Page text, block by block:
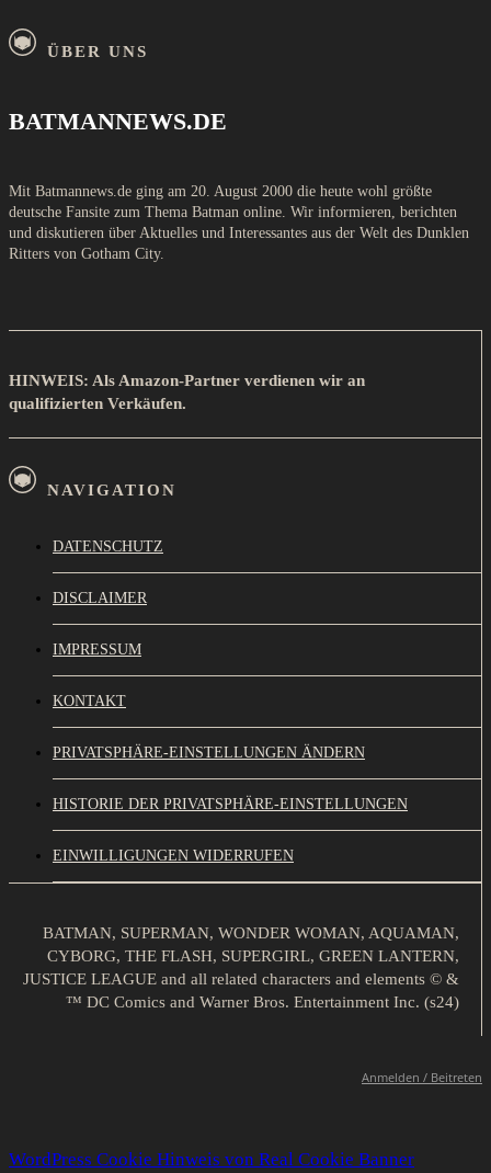
ÜBER UNS
BATMANNEWS.DE
Mit Batmannews.de ging am 20. August 2000 die heute wohl größte
deutsche Fansite zum Thema Batman online. Wir informieren, berichten
und diskutieren über Aktuelles und Interessantes aus der Welt des Dunklen
Ritters von Gotham City.
HINWEIS: Als Amazon-Partner verdienen wir an
qualifizierten Verkäufen.
NAVIGATION
DATENSCHUTZ
DISCLAIMER
IMPRESSUM
KONTAKT
PRIVATSPHÄRE-EINSTELLUNGEN ÄNDERN
HISTORIE DER PRIVATSPHÄRE-EINSTELLUNGEN
EINWILLIGUNGEN WIDERRUFEN
BATMAN, SUPERMAN, WONDER WOMAN, AQUAMAN,
CYBORG, THE FLASH, SUPERGIRL, GREEN LANTERN,
JUSTICE LEAGUE and all related characters and elements © &
™ DC Comics and Warner Bros. Entertainment Inc. (s24)
Anmelden / Beitreten
WordPress Cookie Hinweis von Real Cookie Banner